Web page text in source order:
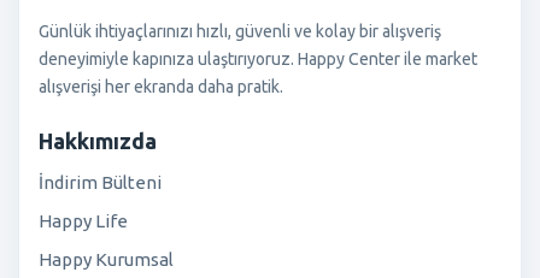
Günlük ihtiyaçlarınızı hızlı, güvenli ve kolay bir alışveriş
deneyimiyle kapınıza ulaştırıyoruz. Happy Center ile market
alışverişi her ekranda daha pratik.
Hakkımızda
İndirim Bülteni
Happy Life
Happy Kurumsal